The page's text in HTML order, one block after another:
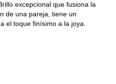
Brillo excepcional que fusiona la
de una pareja, tiene un
el toque finísimo a la joya.